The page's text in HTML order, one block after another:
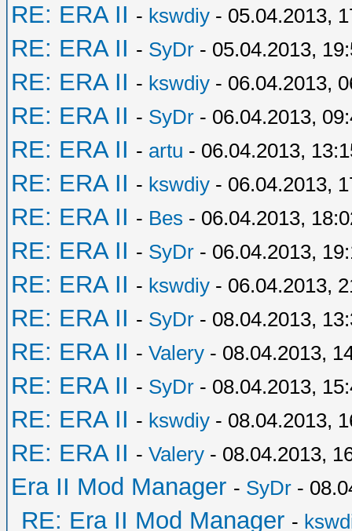
RE: ERA II - kswdiy - 05.04.2013,
RE: ERA II - SyDr - 05.04.2013,
RE: ERA II - kswdiy - 06.04.2013,
RE: ERA II - SyDr - 06.04.2013,
RE: ERA II - artu - 06.04.2013,
RE: ERA II - kswdiy - 06.04.2013,
RE: ERA II - Bes - 06.04.2013,
RE: ERA II - SyDr - 06.04.2013,
RE: ERA II - kswdiy - 06.04.2013,
RE: ERA II - SyDr - 08.04.2013,
RE: ERA II - Valery - 08.04.2013,
RE: ERA II - SyDr - 08.04.2013,
RE: ERA II - kswdiy - 08.04.2013,
RE: ERA II - Valery - 08.04.2013,
Era II Mod Manager - SyDr -
RE: Era II Mod Manager -